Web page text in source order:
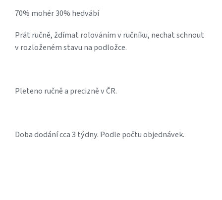
70% mohér 30% hedvábí
Prát ručně, ždímat rolováním v ručníku, nechat schnout
v rozloženém stavu na podložce.
Pleteno ručně a precizně v ČR.
Doba dodání cca 3 týdny. Podle počtu objednávek.